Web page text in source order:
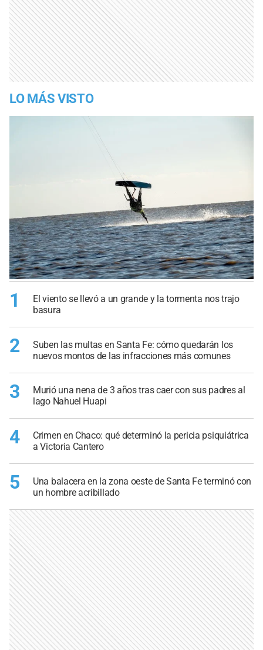
LO MÁS VISTO
1
El viento se llevó a un grande y la tormenta nos trajo
basura
2
Suben las multas en Santa Fe: cómo quedarán los
nuevos montos de las infracciones más comunes
3
Murió una nena de 3 años tras caer con sus padres al
lago Nahuel Huapi
4
Crimen en Chaco: qué determinó la pericia psiquiátrica
a Victoria Cantero
5
Una balacera en la zona oeste de Santa Fe terminó con
un hombre acribillado